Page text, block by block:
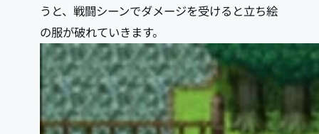
うと、戦闘シーンでダメージを受けると立ち絵
の服が破れていきます。